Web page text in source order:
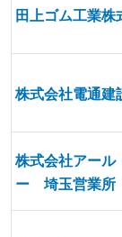
田上ゴム工業
株式会社電通
株式会社アール
ー 埼玉営業所